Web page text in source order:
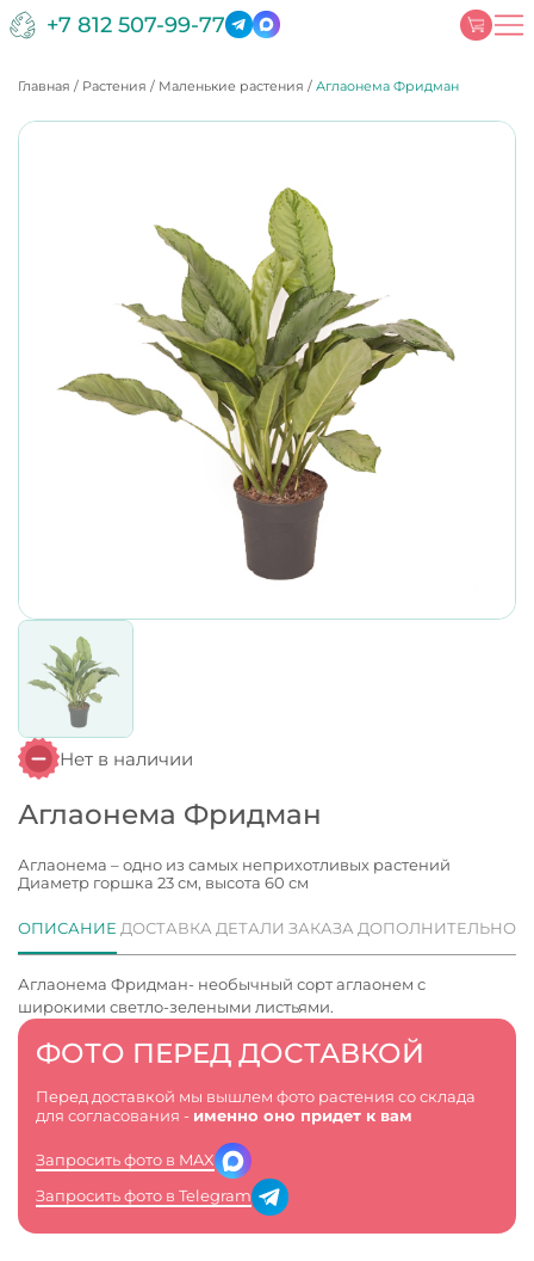
+7 812 507-99-77
Главная / Растения / Маленькие растения /Аглаонема Фридман
Нет в наличии
Аглаонема Фридман
Аглаонема – одно из самых неприхотливых растений
Диаметр горшка 23 см, высота 60 см
ФОТО ПЕРЕД ДОСТАВКОЙ
Перед доставкой мы вышлем фото растения со склада
для согласования - именно оно придет к вам
Запросить фото в MAX
Запросить фото в Telegram
ОПИСАНИЕ ДОСТАВКА ДЕТАЛИ ЗАКАЗА ДОПОЛНИТЕЛЬНО
Аглаонема Фридман- необычный сорт аглаонем с
широкими светло-зелеными листьями.